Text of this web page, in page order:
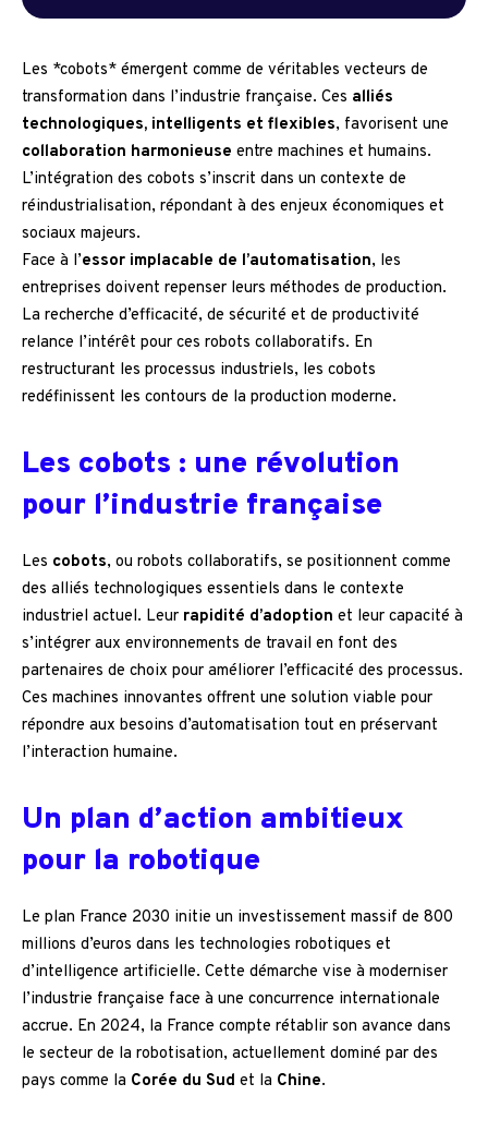
Les *cobots* émergent comme de véritables vecteurs de
transformation dans l’industrie française. Ces alliés
technologiques, intelligents et flexibles, favorisent une
collaboration harmonieuse entre machines et humains.
L’intégration des cobots s’inscrit dans un contexte de
réindustrialisation, répondant à des enjeux économiques et
sociaux majeurs.
Face à l’essor implacable de l’automatisation, les
entreprises doivent repenser leurs méthodes de production.
La recherche d’efficacité, de sécurité et de productivité
relance l’intérêt pour ces robots collaboratifs. En
restructurant les processus industriels, les cobots
redéfinissent les contours de la production moderne.
Les cobots : une révolution
pour l’industrie française
Les cobots, ou robots collaboratifs, se positionnent comme
des alliés technologiques essentiels dans le contexte
industriel actuel. Leur rapidité d’adoption et leur capacité à
s’intégrer aux environnements de travail en font des
partenaires de choix pour améliorer l’efficacité des processus.
Ces machines innovantes offrent une solution viable pour
répondre aux besoins d’automatisation tout en préservant
l’interaction humaine.
Un plan d’action ambitieux
pour la robotique
Le plan France 2030 initie un investissement massif de 800
millions d’euros dans les technologies robotiques et
d’intelligence artificielle. Cette démarche vise à moderniser
l’industrie française face à une concurrence internationale
accrue. En 2024, la France compte rétablir son avance dans
le secteur de la robotisation, actuellement dominé par des
pays comme la Corée du Sud et la Chine.